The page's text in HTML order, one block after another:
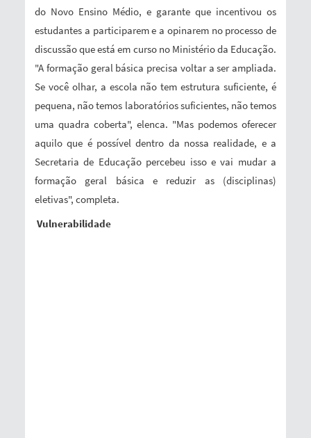
do Novo Ensino Médio, e garante que incentivou os
estudantes a participarem e a opinarem no processo de
discussão que está em curso no Ministério da Educação.
"A formação geral básica precisa voltar a ser ampliada.
Se você olhar, a escola não tem estrutura suficiente, é
pequena, não temos laboratórios suficientes, não temos
uma quadra coberta", elenca. "Mas podemos oferecer
aquilo que é possível dentro da nossa realidade, e a
Secretaria de Educação percebeu isso e vai mudar a
formação geral básica e reduzir as (disciplinas)
eletivas", completa.
Vulnerabilidade